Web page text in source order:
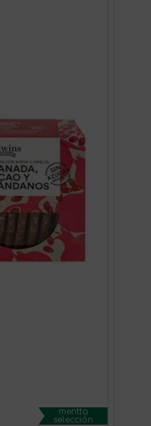
mentta
selección